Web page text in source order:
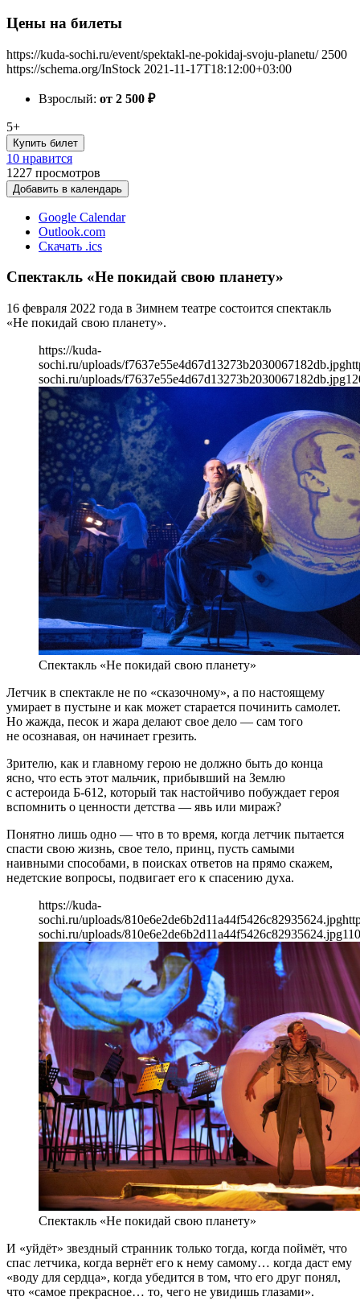
Цены на билеты
https://kuda-sochi.ru/event/spektakl-ne-pokidaj-svoju-planetu/ 2500
https://schema.org/InStock 2021-11-17T18:12:00+03:00
Взрослый: от 2 500 ₽
5+
Купить билет
10 нравится
1227 просмотров
Добавить в календарь
Google Calendar
Outlook.com
Скачать .ics
Спектакль «Не покидай свою планету»
16 февраля 2022 года в Зимнем театре состоится спектакль
«Не покидай свою планету».
https://kuda-
sochi.ru/uploads/f7637e55e4d67d13273b2030067182db.jpg
sochi.ru/uploads/f7637e55e4d67d13273b2030067182db.jpg
Спектакль «Не покидай свою планету»
Летчик в спектакле не по «сказочному», а по настоящему
умирает в пустыне и как может старается починить самолет.
Но жажда, песок и жара делают свое дело — сам того
не осознавая, он начинает грезить.
Зрителю, как и главному герою не должно быть до конца
ясно, что есть этот мальчик, прибывший на Землю
с астероида Б-612, который так настойчиво побуждает героя
вспомнить о ценности детства — явь или мираж?
Понятно лишь одно — что в то время, когда летчик пытается
спасти свою жизнь, свое тело, принц, пусть самыми
наивными способами, в поисках ответов на прямо скажем,
недетские вопросы, подвигает его к спасению духа.
https://kuda-
sochi.ru/uploads/810e6e2de6b2d11a44f5426c82935624.jpg
sochi.ru/uploads/810e6e2de6b2d11a44f5426c82935624.jpg
Спектакль «Не покидай свою планету»
И «уйдёт» звездный странник только тогда, когда поймёт, что
спас летчика, когда вернёт его к нему самому… когда даст ему
«воду для сердца», когда убедится в том, что его друг понял,
что «самое прекрасное… то, чего не увидишь глазами».